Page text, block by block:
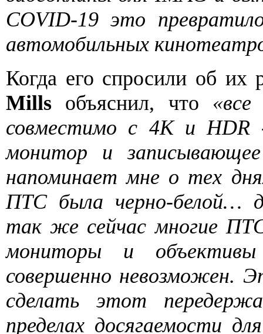
COVID-19 это
автомобильных
Когда его спросили об
Mills объяснил, что
совместимо с 4K и HDR
монитор и
напоминает мне о тех
ПТС была черно-белой…
так же сейчас многие
мониторы и
совершенно невозможен.
сделать этот
пределах досягаемости